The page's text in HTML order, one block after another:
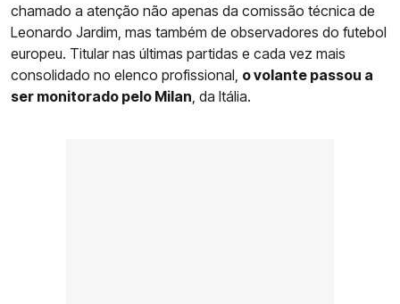
chamado a atenção não apenas da comissão técnica de
Leonardo Jardim, mas também de observadores do futebol
europeu. Titular nas últimas partidas e cada vez mais
consolidado no elenco profissional, o volante passou a
ser monitorado pelo Milan , da Itália.